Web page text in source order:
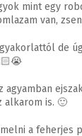
mint egy
van,
de
agyamban
alkarom is. 🙂
a feherjes